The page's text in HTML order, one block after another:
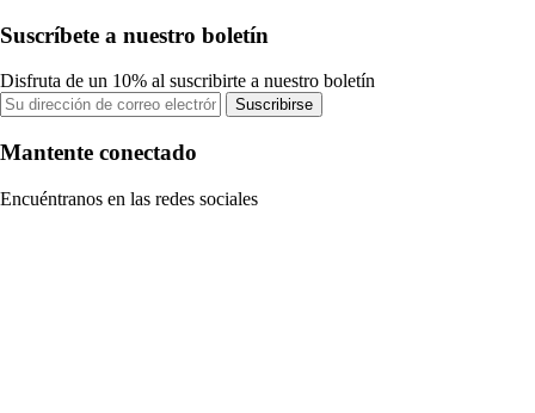
Suscríbete a nuestro boletín
Disfruta de un 10% al suscribirte a nuestro boletín
Suscribirse
Mantente conectado
Encuéntranos en las redes sociales